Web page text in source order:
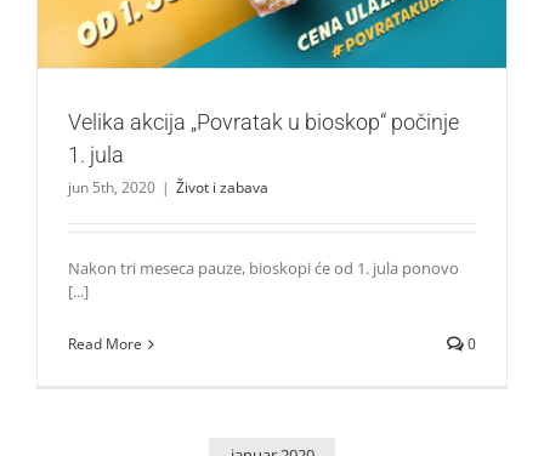
Velika akcija „Povratak u bioskop“ počinje
1. jula
jun 5th, 2020 | Život i zabava
Nakon tri meseca pauze, bioskopi će od 1. jula ponovo
[...]
Read More 0